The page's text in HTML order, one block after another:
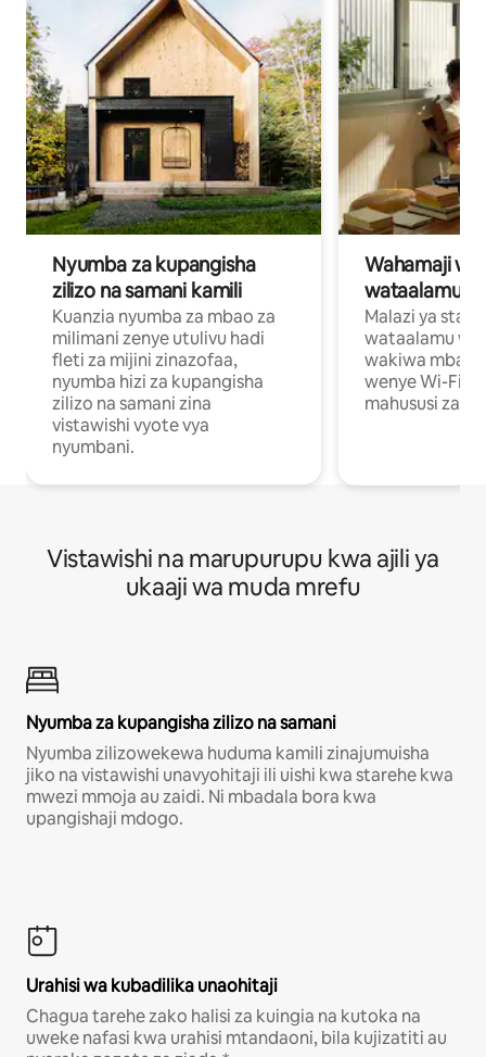
Nyumba za kupangisha
zilizo na samani kamili
Kuanzia nyumba za mbao za
milimani zenye utulivu hadi
fleti za mijini zinazofaa,
nyumba hizi za kupangisha
zilizo na samani zina
vistawishi vyote vya
nyumbani.
Wahamaji
wataalamu
Malazi ya
wataalamu
wakiwa mbali
wenye Wi-Fi
mahususi za
Vistawishi na marupurupu kwa ajili ya
ukaaji wa muda mrefu
Nyumba za kupangisha zilizo na samani
Nyumba zilizowekewa huduma kamili zinajumuisha
jiko na vistawishi unavyohitaji ili uishi kwa starehe kwa
mwezi mmoja au zaidi. Ni mbadala bora kwa
upangishaji mdogo.
Urahisi wa kubadilika unaohitaji
Chagua tarehe zako halisi za kuingia na kutoka na
uweke nafasi kwa urahisi mtandaoni, bila kujizatiti au